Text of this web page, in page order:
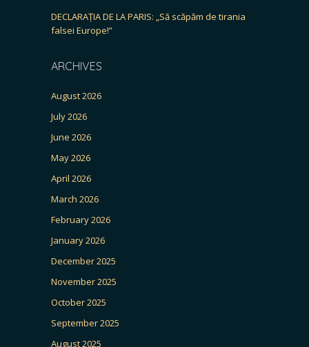
DECLARAȚIA DE LA PARIS: „Să scăpăm de tirania
falsei Europe!”
ARCHIVES
August 2026
July 2026
June 2026
May 2026
April 2026
March 2026
February 2026
January 2026
December 2025
November 2025
October 2025
September 2025
August 2025